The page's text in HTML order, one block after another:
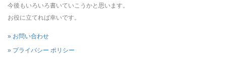
今後もいろいろ書いていこうかと思います。
お役に立てれば幸いです。
» お問い合わせ
» プライバシー ポリシー